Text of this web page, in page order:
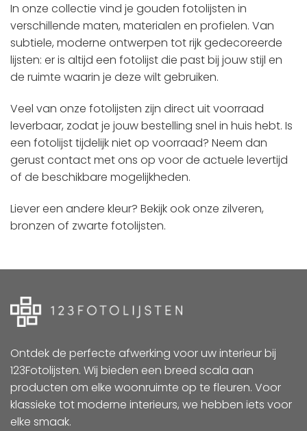
In onze collectie vind je gouden fotolijsten in
verschillende maten, materialen en profielen. Van
subtiele, moderne ontwerpen tot rijk gedecoreerde
lijsten: er is altijd een fotolijst die past bij jouw stijl en
de ruimte waarin je deze wilt gebruiken.
Veel van onze fotolijsten zijn direct uit voorraad
leverbaar, zodat je jouw bestelling snel in huis hebt. Is
een fotolijst tijdelijk niet op voorraad? Neem dan
gerust contact met ons op voor de actuele levertijd
of de beschikbare mogelijkheden.
Liever een andere kleur? Bekijk ook onze zilveren,
bronzen of zwarte fotolijsten.
Ontdek de perfecte afwerking voor uw interieur bij
123Fotolijsten. Wij bieden een breed scala aan
producten om elke woonruimte op te fleuren. Voor
klassieke tot moderne interieurs, we hebben iets voor
elke smaak.